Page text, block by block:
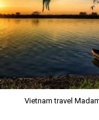
Vietnam travel